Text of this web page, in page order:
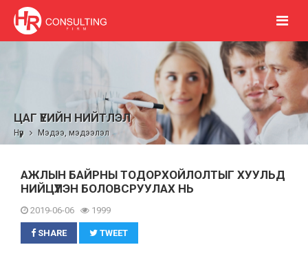
ЦАГ ҮЕИЙН НИЙТЛЭЛ
Нүүр Мэдээ, мэдээлэл
АЖЛЫН БАЙРНЫ ТОДОРХОЙЛОЛТЫГ ХУУЛЬД
НИЙЦҮҮЛЭН БОЛОВСРУУЛАХ НЬ
2019-06-06 1999
SHARE TWEET